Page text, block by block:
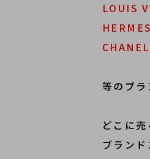
LOUIS
等のブラ
どこに
ブラン